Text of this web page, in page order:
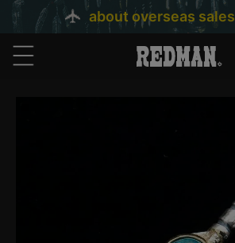
about overseas sales